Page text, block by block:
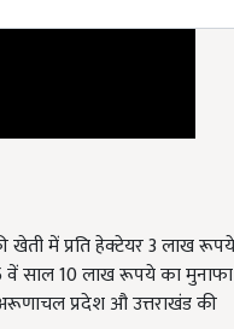
में प्रति हेक्टेयर 3 लाख रूपये
वें साल 10 लाख रूपये का मुनाफा
प्रदेश औ उत्तराखंड की